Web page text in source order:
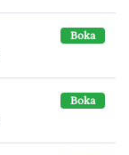
Boka
Boka